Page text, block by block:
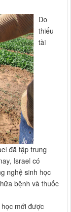
Do
thiếu
tài
đã tập trung
Israel có
nghệ sinh học
bệnh và thuốc
mới được